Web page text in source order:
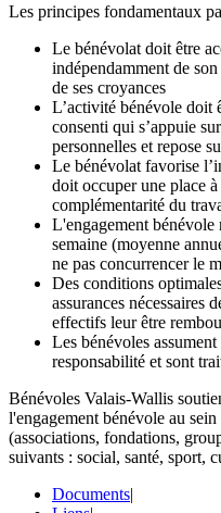
Les principes fondamentaux
Le bénévolat doit être
indépendamment de
de ses croyances
L’activité bénévole doit
consenti qui s’appuie
personnelles et repose
Le bénévolat favorise
doit occuper une place
complémentarité du
L'engagement bénévole
semaine (moyenne
ne pas concurrencer le
Des conditions
assurances nécessaires
effectifs leur être
Les bénévoles
responsabilité et sont
Bénévoles Valais-Wallis
l'engagement bénévole au
(associations, fondations,
suivants : social, santé, sport,
Documents|